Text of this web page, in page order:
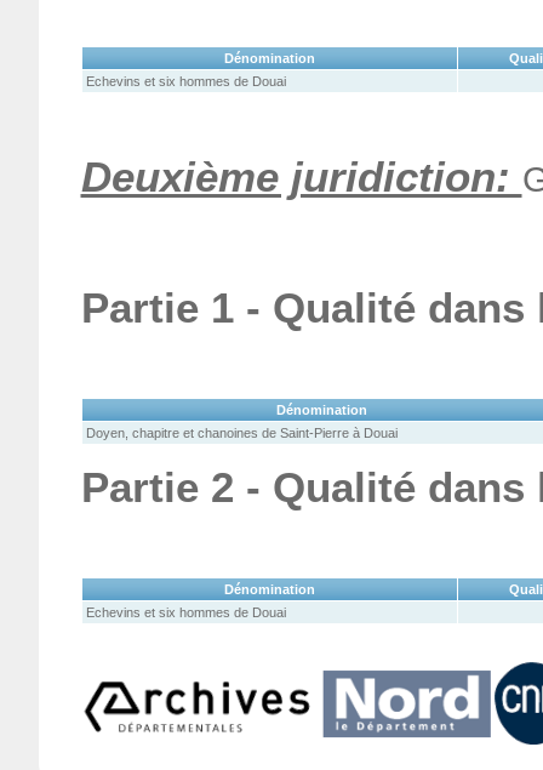
Dénomination
Echevins et six hommes de Douai
Deuxième juridiction:
Partie 1 - Qualité
Dénomination
Doyen, chapitre et chanoines de Saint-Pierre à Douai
Partie 2 - Qualité
Dénomination
Echevins et six hommes de Douai